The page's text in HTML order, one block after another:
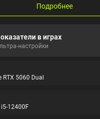
Подробнее
в играх
настройки
RTX 5060 Dual
12400F